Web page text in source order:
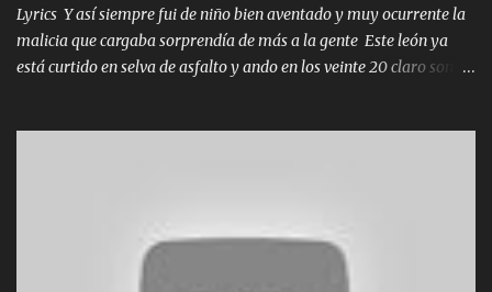
Lyrics Y así siempre fui de niño bien aventado y muy ocurrente la
malicia que cargaba sorprendía de más a la gente Este león ya
está curtido en selva de asfalto y ando en los veinte 20 claro son
Ya pasé varias hazañas ya tienen rato que me agarran el colmillo
de este León los estatales no sé esperaron Al tiro esta la PrimiZa